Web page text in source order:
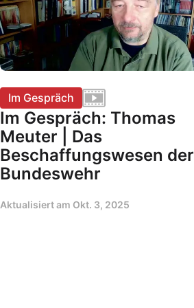
Im Gespräch
Im Gespräch: Thomas
Meuter | Das
Beschaffungswesen der
Bundeswehr
Aktualisiert am Okt. 3, 2025